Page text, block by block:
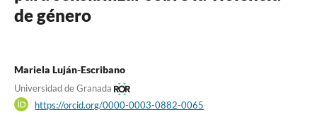
de género
Mariela Luján-Escribano
Universidad de Granada
https://orcid.org/0000-0003-0882-0065